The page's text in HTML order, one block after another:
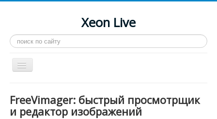
Xeon Live
Искать...
Toggle
Navigation
LGA 2011-3
FreeVimager: быстрый просмотрщик
и редактор изображений